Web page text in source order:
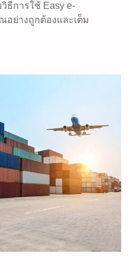
ธีการใช้ Easy e-
อย่างถูกต้องและเต็ม